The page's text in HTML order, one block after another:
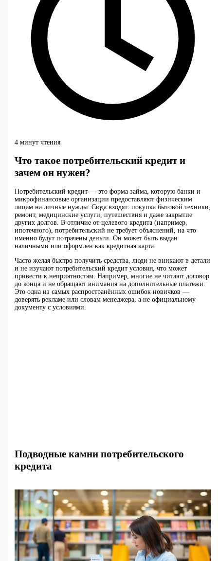
4 минут чтения
Что такое потребительский кредит и
зачем он нужен?
Потребительский кредит — это форма займа, которую банки и
микрофинансовые организации предоставляют физическим
лицам на личные нужды. Сюда входят: покупка бытовой техники,
ремонт, медицинские услуги, путешествия и даже закрытие
других долгов. В отличие от целевого кредита (например,
ипотечного), потребительский не требует объяснений, на что
именно будут потрачены деньги. Он может быть выдан
наличными или оформлен как кредитная карта.
Часто желая быстро получить средства, люди не вникают в детали
и не изучают потребительский кредит условия, что может
привести к неприятностям. Например, многие не читают договор
до конца и не обращают внимания на дополнительные платежи.
Это одна из самых распространённых ошибок новичков —
доверять рекламе или словам менеджера, а не официальному
документу с условиями.
Подводные камни потребительского
кредита